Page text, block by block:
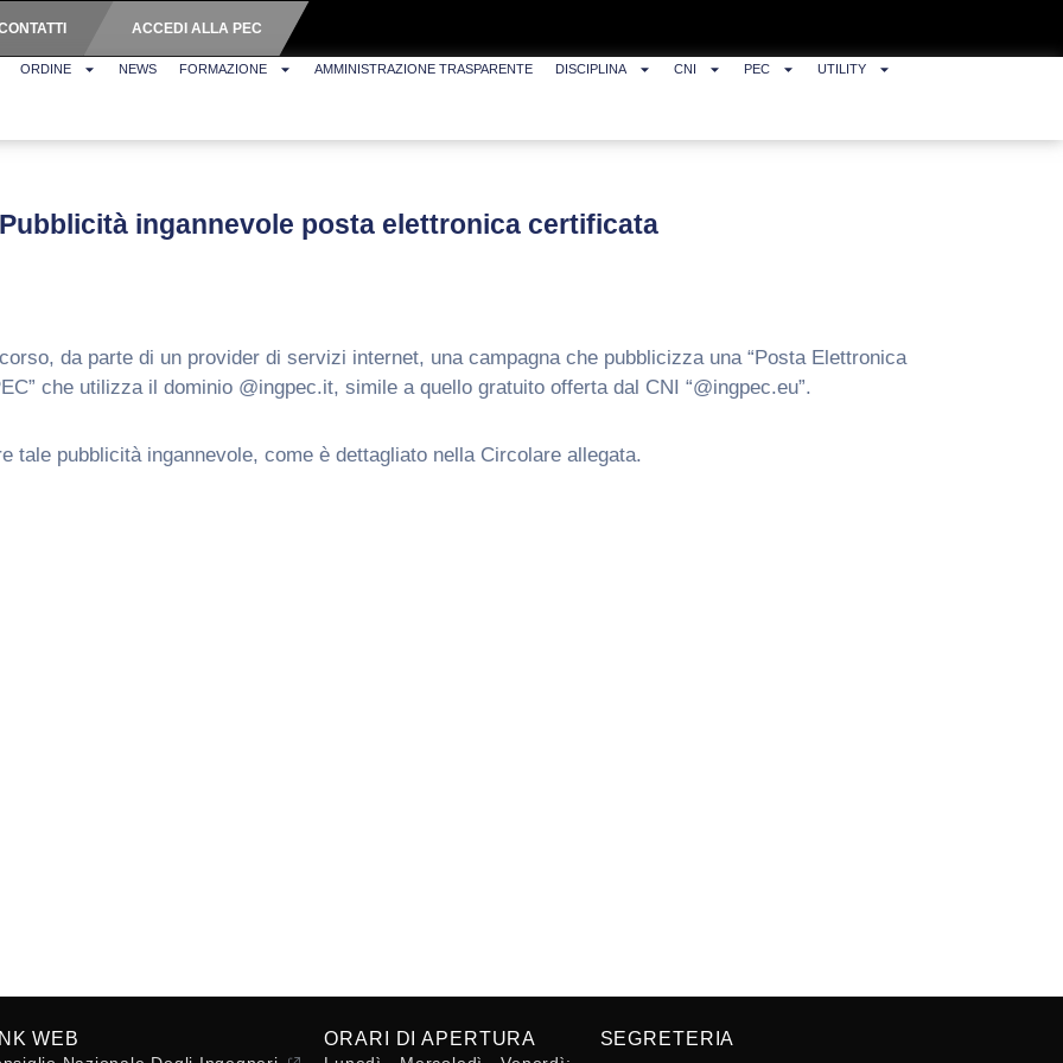
ACCEDI ALLA PEC
ORDINE NEWS FORMAZIONE AMMINISTRAZIONE TRASPARENTE DISCIPLINA CNI PEC UTILITY
ingannevole posta elettronica certificata
da parte di un provider di servizi internet, una campagna che pubblicizza una “Posta Elettronica
che utilizza il dominio @ingpec.it, simile a quello gratuito offerta dal CNI “@ingpec.eu”.
tale pubblicità ingannevole, come è dettagliato nella Circolare allegata.
WEB ORARI DI APERTURA SEGRETERIA